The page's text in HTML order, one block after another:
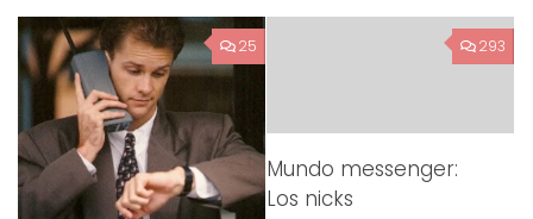
25 293
Mundo messenger:
Los nicks